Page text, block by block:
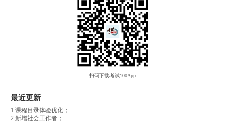
扫码下载考试100App
最近更新
1.课程目录体验优化；
2.新增社会工作者；